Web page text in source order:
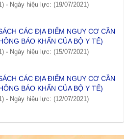
BÁO KHẨN CỦA BỘ Y TẾ)
-Ngày hiệu lực: (15/07/2021)
BÁO KHẨN CỦA BỘ Y TẾ)
-Ngày hiệu lực: (12/07/2021)
BÁO KHẨN CỦA BỘ Y TẾ)
-Ngày hiệu lực: (09/07/2021)